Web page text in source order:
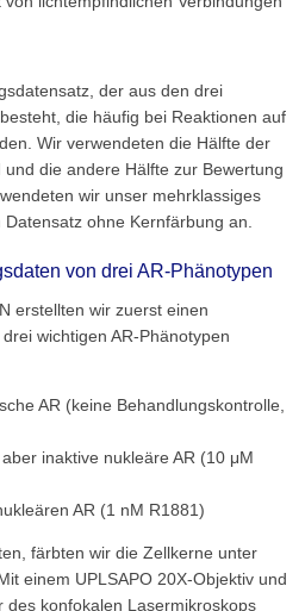
der aus den drei
die häufig bei Reaktionen auf
Wir verwendeten die Hälfte der
die andere Hälfte zur Bewertung
wir unser mehrklassiges
ohne Kernfärbung an.
von drei AR-Phänotypen
erstellten wir zuerst einen
wichtigen AR-Phänotypen
AR (keine Behandlungskontrolle,
inaktive nukleäre AR (10 μM
AR (1 nM R1881)
färbten wir die Zellkerne unter
einem UPLSAPO 20X-Objektiv und
konfokalen Lasermikroskops